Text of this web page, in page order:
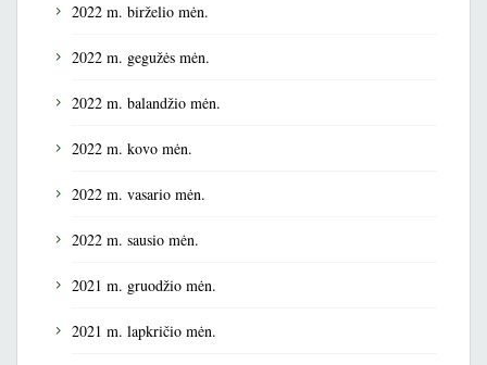
2022 m. birželio mėn.
2022 m. gegužės mėn.
2022 m. balandžio mėn.
2022 m. kovo mėn.
2022 m. vasario mėn.
2022 m. sausio mėn.
2021 m. gruodžio mėn.
2021 m. lapkričio mėn.